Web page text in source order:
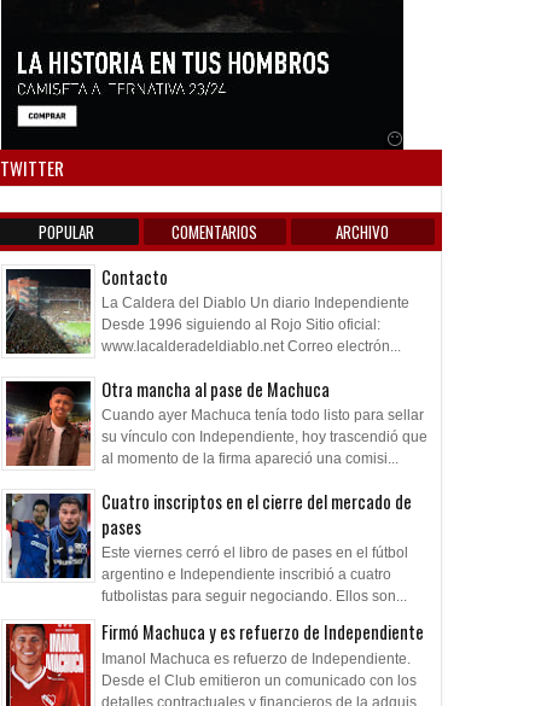
TWITTER
POPULAR COMENTARIOS ARCHIVO
Contacto
La Caldera del Diablo Un diario Independiente
Desde 1996 siguiendo al Rojo Sitio oficial:
www.lacalderadeldiablo.net Correo electrón...
Otra mancha al pase de Machuca
Cuando ayer Machuca tenía todo listo para sellar
su vínculo con Independiente, hoy trascendió que
al momento de la firma apareció una comisi...
Cuatro inscriptos en el cierre del mercado de
pases
Este viernes cerró el libro de pases en el fútbol
argentino e Independiente inscribió a cuatro
futbolistas para seguir negociando. Ellos son...
Firmó Machuca y es refuerzo de Independiente
Imanol Machuca es refuerzo de Independiente.
Desde el Club emitieron un comunicado con los
detalles contractuales y financieros de la adquis...